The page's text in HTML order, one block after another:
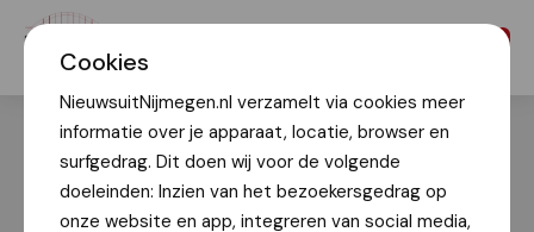
Cookies
NieuwsuitNijmegen.nl verzamelt via cookies meer
informatie over je apparaat, locatie, browser en
surfgedrag. Dit doen wij voor de volgende
doeleinden: Inzien van het bezoekersgedrag op
onze website en app, integreren van social media,